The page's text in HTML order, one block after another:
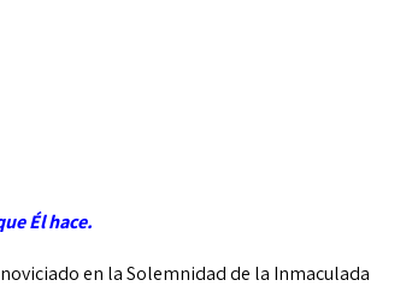
Él hace.
en la Solemnidad de la Inmaculada